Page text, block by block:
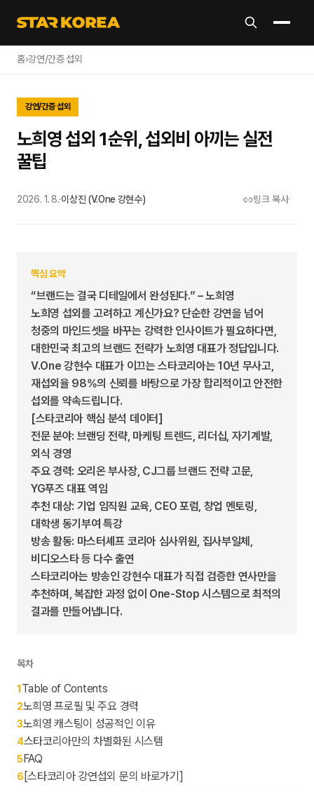
홈›강연/간증 섭외
강연/간증 섭외
노희영 섭외 1순위, 섭외비 아끼는 실전
꿀팁
2026. 1. 8.·이상진 (V.One 강현수) 링크 복사
핵심 요약
“브랜드는 결국 디테일에서 완성된다.” – 노희영
노희영 섭외를 고려하고 계신가요? 단순한 강연을 넘어
청중의 마인드셋을 바꾸는 강력한 인사이트가 필요하다면,
대한민국 최고의 브랜드 전략가 노희영 대표가 정답입니다.
V.One 강현수 대표가 이끄는 스타코리아는 10년 무사고,
재섭외율 98%의 신뢰를 바탕으로 가장 합리적이고 안전한
섭외를 약속드립니다.
[스타코리아 핵심 분석 데이터]
전문 분야: 브랜딩 전략, 마케팅 트렌드, 리더십, 자기계발,
외식 경영
주요 경력: 오리온 부사장, CJ그룹 브랜드 전략 고문,
YG푸즈 대표 역임
추천 대상: 기업 임직원 교육, CEO 포럼, 창업 멘토링,
대학생 동기부여 특강
방송 활동: 마스터셰프 코리아 심사위원, 집사부일체,
비디오스타 등 다수 출연
스타코리아는 방송인 강현수 대표가 직접 검증한 연사만을
추천하며, 복잡한 과정 없이 One-Stop 시스템으로 최적의
결과를 만들어냅니다.
목차
1 Table of Contents
2노희영 프로필 및 주요 경력
3노희영 캐스팅이 성공적인 이유
4스타코리아만의 차별화된 시스템
5FAQ
6 [스타코리아 강연섭외 문의 바로가기]